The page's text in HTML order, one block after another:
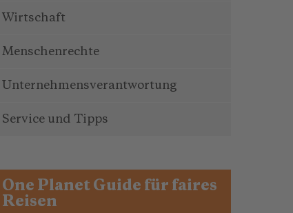
Wirtschaft
Menschenrechte
Unternehmensverantwortung
Service und Tipps
One Planet Guide für faires
Reisen